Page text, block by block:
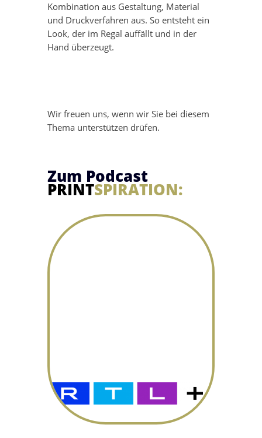
Kombination aus Gestaltung, Material
und Druckverfahren aus. So entsteht ein
Look, der im Regal auffällt und in der
Hand überzeugt.
Wir freuen uns, wenn wir Sie bei diesem
Thema unterstützen drüfen.
Zum Podcast
PRINTSPIRATION: